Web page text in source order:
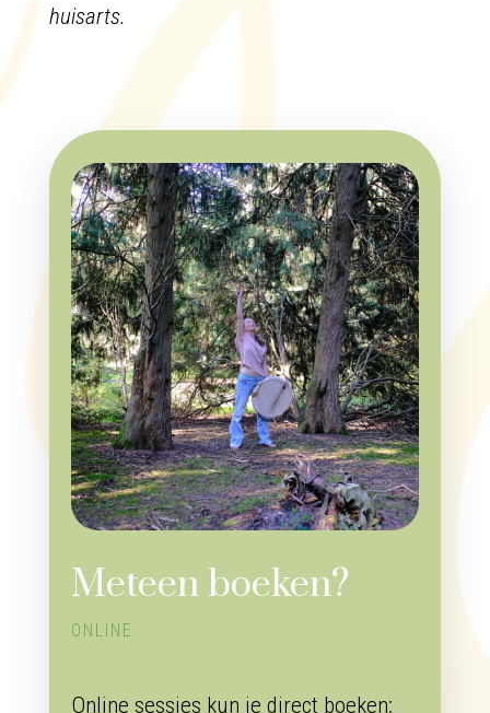
huisarts.
Meteen boeken?
ONLINE
Online sessies kun je direct boeken: